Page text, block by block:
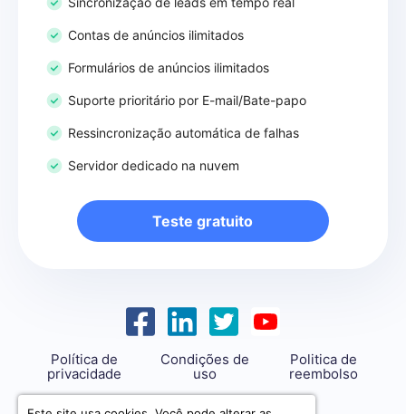
Contas de anúncios ilimitados
Formulários de anúncios ilimitados
Suporte prioritário por E-mail/Bate-papo
Ressincronização automática de falhas
Servidor dedicado na nuvem
Teste gratuito
Política de
privacidade
Condições de
uso
Politica de
reembolso
support@savemyleads.com